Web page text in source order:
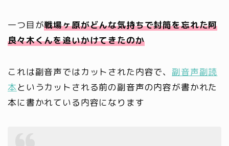
一つ目が戦場ヶ原がどんな気持ちで封筒を忘れた阿
良々木くんを追いかけてきたのか
これは副音声ではカットされた内容で、 副音声副読
本というカットされる前の副音声の内容が書かれた
本に書かれている内容になります